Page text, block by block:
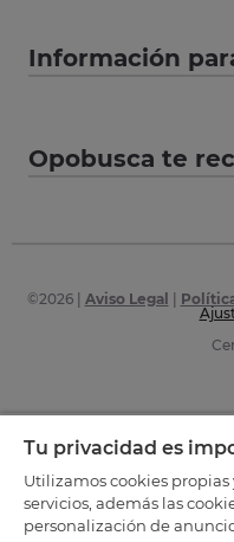
Información
Opobusca te
©2026| Aviso Legal
Tu privacidad es
Utilizamos cookies
servicios, además las
personalización de